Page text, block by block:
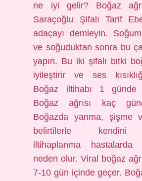
ne iyi gelir? Boğaz
Saraçoğlu Şifalı Tarif
adaçayı demleyin.
ve soğuduktan sonra bu
yapın. Bu iki şifalı bitki
iyileştirir ve ses
Boğaz iltihabı 1
Boğaz ağrısı kaç
Boğazda yanma, şişme
belirtilerle kendini
iltihaplanma hastalarda
neden olur. Viral boğaz
7-10 gün içinde geçer.